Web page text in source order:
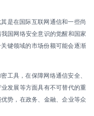
是在国际互联网通信和一些尚
国网络安全意识的觉醒和国家
键领域的市场份额可能会逐渐
工具，在保障网络通信安全、
发展等方面具有不可替代的重
势，在政务、金融、企业等众